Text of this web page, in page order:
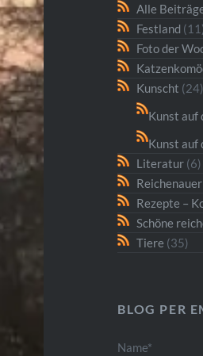
Alle
Festland
Foto der
Kunscht (24)
Kunst auf
Kunst auf
Literatur (6)
Rezepte –
Schöne
Tiere (35)
BLOG PER
Name*